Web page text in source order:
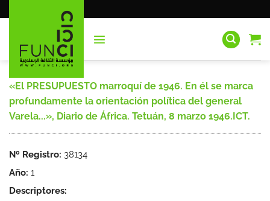
al
«El PRESUPUESTO marroquí de 1946. En él se marca
profundamente la orientación política del general
Varela...», Diario de África. Tetuán, 8 marzo 1946.ICT.
Nº Registro: 38134
Año: 1
Descriptores: